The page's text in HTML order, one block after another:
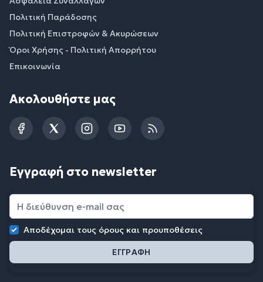
Πολιτική Παράδοσης
Πολιτική Επιστροφών & Ακυρώσεων
Όροι Χρήσης - Πολιτική Απορρήτου
Επικοινωνία
Ακολουθήστε μας
FacebookTwitterInstagramYouTubeRSS
Εγγραφή στο newsletter
Αποδέχομαι τους όρους και προυποθέσεις